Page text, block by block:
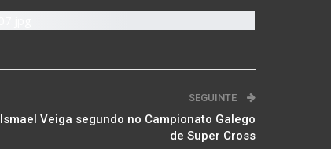
SEGUINTE
Ismael Veiga segundo no Campionato Galego
de Super Cross